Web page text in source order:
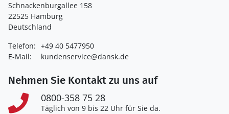
Schnackenburgallee 158
22525 Hamburg
Deutschland
Telefon: +49 40 5477950
E-Mail:
kundenservice@dansk.de
Nehmen Sie Kontakt zu uns auf
0800-358 75 28
Täglich von 9 bis 22 Uhr für Sie da.